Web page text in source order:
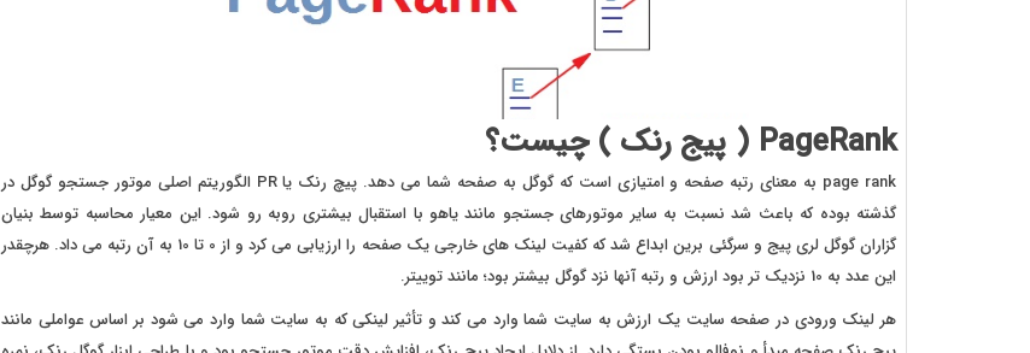
PageRank ( پیج رنک ) چیست؟
page rank به معنای رتبه صفحه و امتیازی است که گوگل به صفحه شما می دهد. پیچ رنک یا PR الگوریتم اصلی موتور جستجو گوگل در
گذشته بوده که باعث شد نسبت به سایر موتورهای جستجو مانند یاهو با استقبال بیشتری روبه رو شود. این معیار محاسبه توسط بنیان
گزاران گوگل لری پیج و سرگئی برین ابداع شد که کفیت لینک های خارجی یک صفحه را ارزیابی می کرد و از 0 تا 10 به آن رتبه می داد. هرچقدر
این عدد به 10 نزدیک تر بود ارزش و رتبه آنها نزد گوگل بیشتر بود؛ مانند توییتر.
هر لینک ورودی در صفحه سایت یک ارزش به سایت شما وارد می کند و تأثیر لینکی که به سایت شما وارد می شود بر اساس عواملی مانند